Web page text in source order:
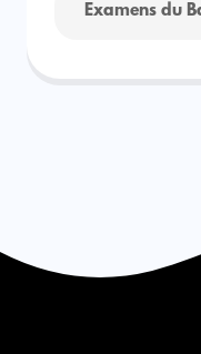
Examens du